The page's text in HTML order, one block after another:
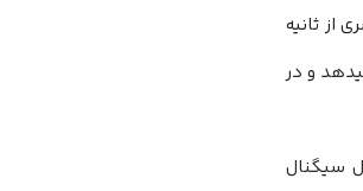
از ثانیه
و در
سیگنال